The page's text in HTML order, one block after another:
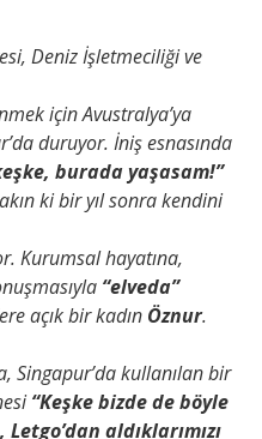
Deniz İşletmeciliği ve
için Avustralya’ya
duruyor. İniş esnasında
burada yaşasam!”
ki bir yıl sonra kendini
Kurumsal hayatına,
“elveda”
açık bir kadın Öznur.
Singapur’da kullanılan bir
“Keşke bizde de böyle
aldıklarımızı